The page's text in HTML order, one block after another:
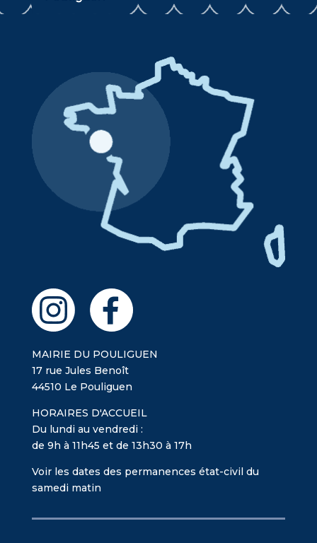
MAIRIE DU POULIGUEN
17 rue Jules Benoît
44510 Le Pouliguen
HORAIRES D'ACCUEIL
Du lundi au vendredi :
de 9h à 11h45 et de 13h30 à 17h
Voir les dates des permanences état-civil du
samedi matin